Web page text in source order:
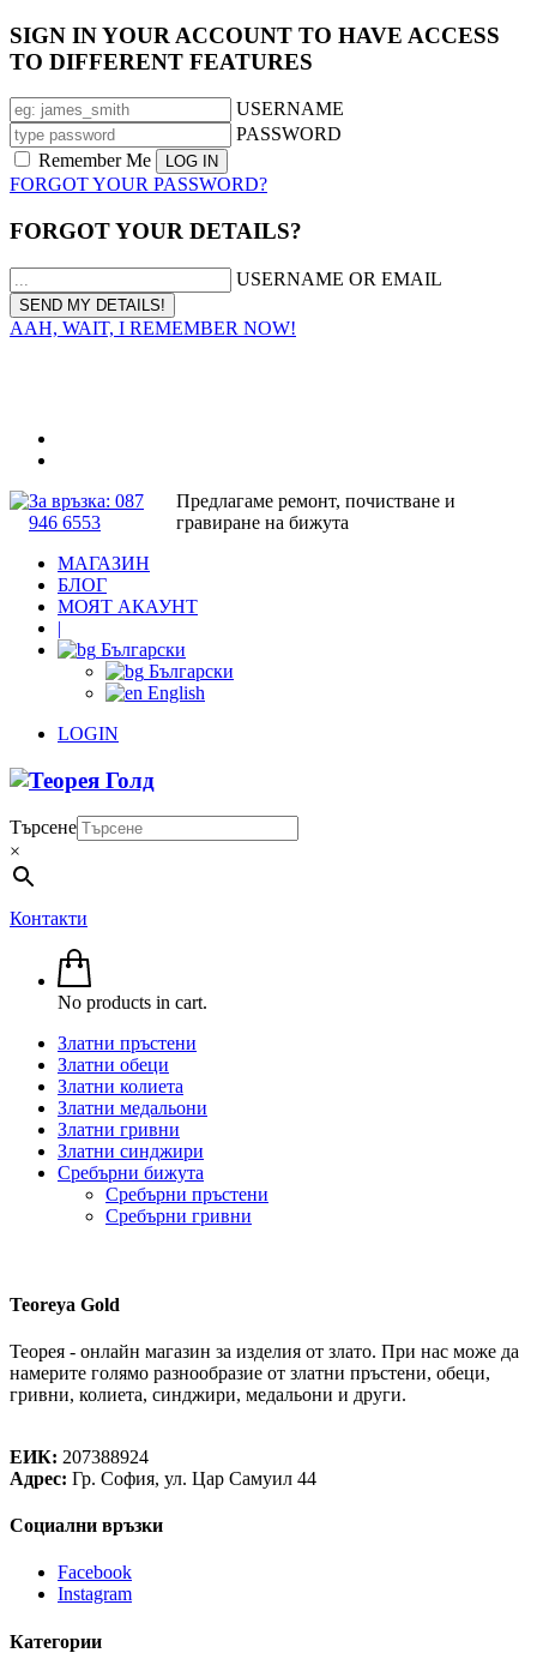
SIGN IN YOUR ACCOUNT TO HAVE ACCESS
TO DIFFERENT FEATURES
USERNAME
PASSWORD
Remember Me
FORGOT YOUR PASSWORD?
FORGOT YOUR DETAILS?
USERNAME OR EMAIL
AAH, WAIT, I REMEMBER NOW!
За връзка: 087
946 6553
Предлагаме ремонт, почистване и
гравиране на бижута
МАГАЗИН
БЛОГ
МОЯТ АКАУНТ
|
Български
Български
English
LOGIN
Търсене
×
Контакти
No products in cart.
Златни пръстени
Златни обеци
Златни колиета
Златни медальони
Златни гривни
Златни синджири
Сребърни бижута
Сребърни пръстени
Сребърни гривни
Teoreya Gold
Теорея - онлайн магазин за изделия от злато. При нас може да
намерите голямо разнообразие от златни пръстени, обеци,
гривни, колиета, синджири, медальони и други.
ЕИК: 207388924
Адрес: Гр. София, ул. Цар Самуил 44
Социални връзки
Facebook
Instagram
Категории